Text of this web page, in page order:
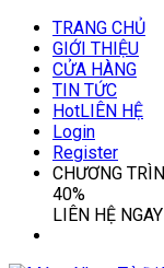
TRANG CHỦ
GIỚI THIỆU
CỬA HÀNG
TIN TỨC
HotLIÊN HỆ
Login
Register
CHƯƠNG
40%
LIÊN HỆ